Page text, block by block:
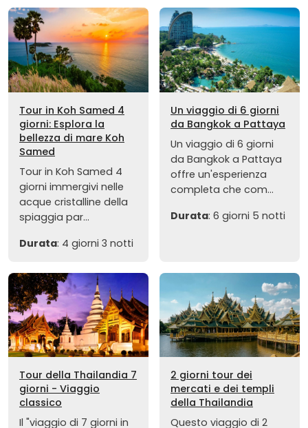
Tour in Koh Samed 4
giorni: Esplora la
bellezza di mare Koh
Samed
Tour in Koh Samed 4
giorni immergivi nelle
acque cristalline della
spiaggia par...
Durata: 4 giorni 3 notti
Un viaggio di 6 giorni
da Bangkok a Pattaya
Un viaggio di 6 giorni
da Bangkok a Pattaya
offre un'esperienza
completa che com...
Durata: 6 giorni 5 notti
Tour della Thailandia 7
giorni - Viaggio
classico
Il "viaggio di 7 giorni in
2 giorni tour dei
mercati e dei templi
della Thailandia
Questo viaggio di 2